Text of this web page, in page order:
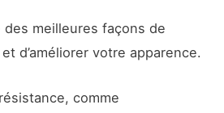
des meilleures façons de
d’améliorer votre apparence.
comme